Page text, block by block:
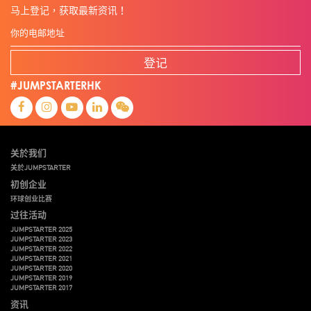
马上登记，获取最新资讯！
登记
#JUMPSTARTERHK
关於我们
关於JUMPSTARTER
初创企业
环球创业比赛
过往活动
JUMPSTARTER 2025
JUMPSTARTER 2023
JUMPSTARTER 2022
JUMPSTARTER 2021
JUMPSTARTER 2020
JUMPSTARTER 2019
JUMPSTARTER 2017
资讯